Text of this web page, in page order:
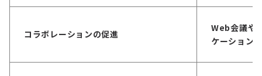
コラボレーションの促進
Web会議や
ケーション